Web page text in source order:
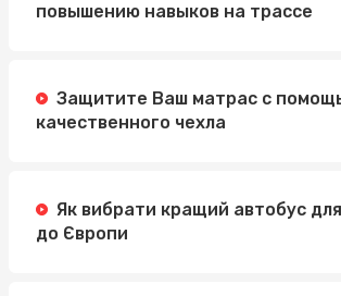
повышению навыков на трассе
Защитите Ваш матрас с
качественного чехла
Як вибрати кращий автобус
до Європи